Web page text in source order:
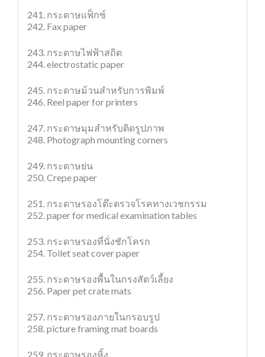
241. กระดาษแฟ็กซ์
242. Fax paper
243. กระดาษไฟฟ้าสถิต
244. electrostatic paper
245. กระดาษม้วนสำหรับการพิมพ์
246. Reel paper for printers
247. กระดาษมุมสำหรับติดรูปภาพ
248. Photograph mounting corners
249. กระดาษย่น
250. Crepe paper
251. กระดาษรองโต๊ะตรวจโรคทางเวชกรรม
252. paper for medical examination tables
253. กระดาษรองที่นั่งชักโครก
254. Toilet seat cover paper
255. กระดาษรองพื้นในกรงสัตว์เลี้ยง
256. Paper pet crate mats
257. กระดาษรองภายในกรอบรูป
258. picture framing mat boards
259. กระดาษรองหิ้ง